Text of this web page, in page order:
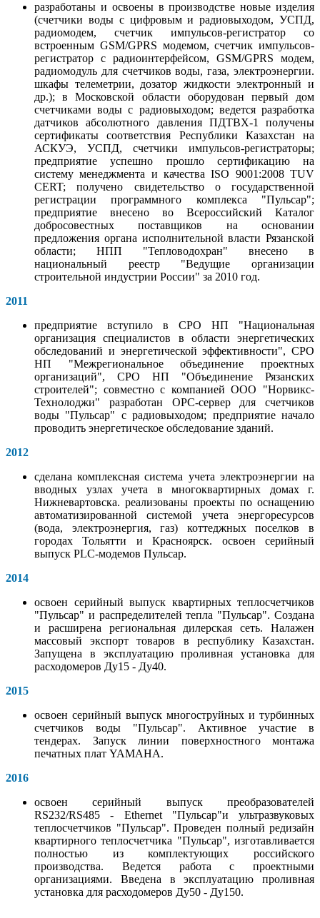
разработаны и освоены в производстве новые изделия
(счетчики воды с цифровым и радиовыходом, УСПД,
радиомодем, счетчик импульсов-регистратор со
встроенным GSM/GPRS модемом, счетчик импульсов-
регистратор с радиоинтерфейсом, GSM/GPRS модем,
радиомодуль для счетчиков воды, газа, электроэнергии.
шкафы телеметрии, дозатор жидкости электронный и
др.); в Московской области оборудован первый дом
счетчиками воды с радиовыходом; ведется разработка
датчиков абсолютного давления ПДТВХ-1 получены
сертификаты соответствия Республики Казахстан на
АСКУЭ, УСПД, счетчики импульсов-регистраторы;
предприятие успешно прошло сертификацию на
систему менеджмента и качества ISO 9001:2008 TUV
CERT; получено свидетельство о государственной
регистрации программного комплекса "Пульсар";
предприятие внесено во Всероссийский Каталог
добросовестных поставщиков на основании
предложения органа исполнительной власти Рязанской
области; НПП "Тепловодохран" внесено в
национальный реестр "Ведущие организации
строительной индустрии России" за 2010 год.
2011
предприятие вступило в СРО НП "Национальная
организация специалистов в области энергетических
обследований и энергетической эффективности", СРО
НП "Межрегиональное объединение проектных
организаций", СРО НП "Объединение Рязанских
строителей"; совместно с компанией ООО "Норвикс-
Технолоджи" разработан OPC-сервер для счетчиков
воды "Пульсар" с радиовыходом; предприятие начало
проводить энергетическое обследование зданий.
2012
сделана комплексная система учета электроэнергии на
вводных узлах учета в многоквартирных домах г.
Нижневартовска. реализованы проекты по оснащению
автоматизированной системой учета энергоресурсов
(вода, электроэнергия, газ) коттеджных поселков в
городах Тольятти и Красноярск. освоен серийный
выпуск PLC-модемов Пульсар.
2014
освоен серийный выпуск квартирных теплосчетчиков
"Пульсар" и распределителей тепла "Пульсар". Создана
и расширена региональная дилерская сеть. Налажен
массовый экспорт товаров в республику Казахстан.
Запущена в эксплуатацию проливная установка для
расходомеров Ду15 - Ду40.
2015
освоен серийный выпуск многоструйных и турбинных
счетчиков воды "Пульсар". Активное участие в
тендерах. Запуск линии поверхностного монтажа
печатных плат YAMAHA.
2016
освоен серийный выпуск преобразователей
RS232/RS485 - Ethernet "Пульсар"и ультразвуковых
теплосчетчиков "Пульсар". Проведен полный редизайн
квартирного теплосчетчика "Пульсар", изготавливается
полностью из комплектующих российского
производства. Ведется работа с проектными
организациями. Введена в эксплуатацию проливная
установка для расходомеров Ду50 - Ду150.